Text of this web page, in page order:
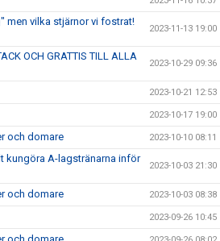
men vilka stjärnor vi fostrat!
2023-11-13 19:00
OCH GRATTIS TILL ALLA
2023-10-29 09:36
2023-10-21 12:53
2023-10-17 19:00
och domare 2023-10-10 08:11
kungöra A-lagstränarna inför
2023-10-03 21:30
och domare 2023-10-03 08:38
2023-09-26 10:45